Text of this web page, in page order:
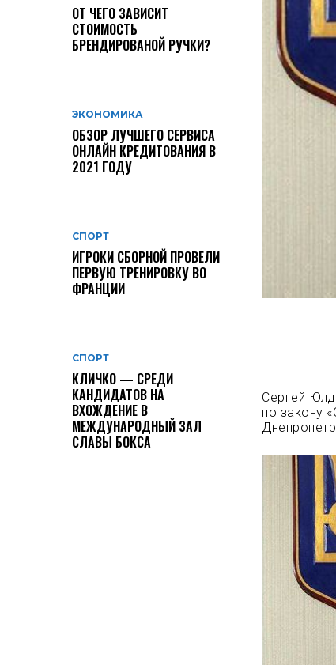
ОТ ЧЕГО ЗАВИСИТ
СТОИМОСТЬ
БРЕНДИРОВАНОЙ РУЧКИ?
ЭКОНОМИКА
ОБЗОР ЛУЧШЕГО СЕРВИСА
ОНЛАЙН КРЕДИТОВАНИЯ В
2021 ГОДУ
СПОРТ
ИГРОКИ СБОРНОЙ ПРОВЕЛИ
ПЕРВУЮ ТРЕНИРОВКУ ВО
ФРАНЦИИ
СПОРТ
КЛИЧКО — СРЕДИ
КАНДИДАТОВ НА
ВХОЖДЕНИЕ В
МЕЖДУНАРОДНЫЙ ЗАЛ
СЛАВЫ БОКСА
Сергей
по закону